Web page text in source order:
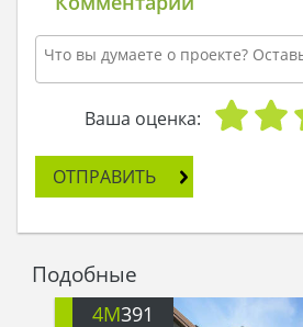
Ваша оценка:
ОТПРАВИТЬ
Подобные
4M391